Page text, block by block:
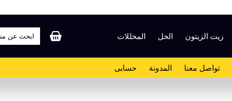
زيت الزيتون الخل المخللات
عربة
بحث
عن:
تواصل معنا المدونة حسابى